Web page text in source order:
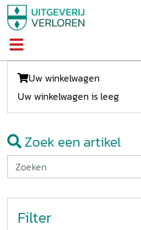
Uw winkelwagen
Uw winkelwagen is leeg
Zoek een artikel
Filter